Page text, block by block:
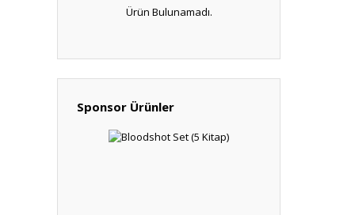
Ürün Bulunamadı.
Sponsor Ürünler